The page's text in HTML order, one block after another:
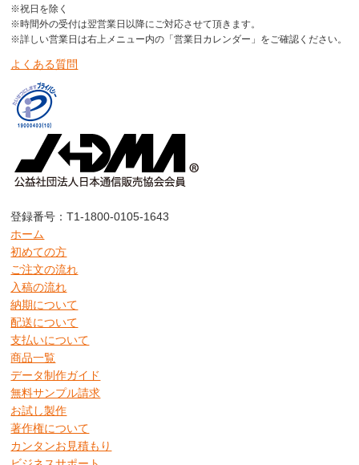
※祝日を除く
※時間外の受付は翌営業日以降にご対応させて頂きます。
※詳しい営業日は右上メニュー内の「営業日カレンダー」をご確認ください。
よくある質問
登録番号：T1-1800-0105-1643
ホーム
初めての方
ご注文の流れ
入稿の流れ
納期について
配送について
支払いについて
商品一覧
データ制作ガイド
無料サンプル請求
お試し製作
著作権について
カンタンお見積もり